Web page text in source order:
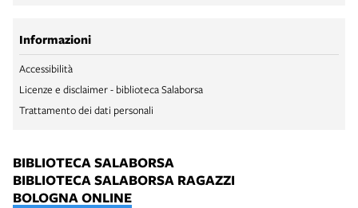
Informazioni
Accessibilità
Licenze e disclaimer - biblioteca Salaborsa
Trattamento dei dati personali
BIBLIOTECA SALABORSA
BIBLIOTECA SALABORSA RAGAZZI
BOLOGNA ONLINE